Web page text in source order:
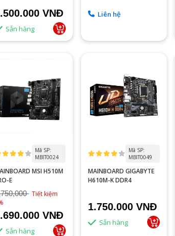
VNĐ
Sẵn hàng
Liên hệ
Mã SP:
MBIT0024
MSI H510M
E
Tiết kiệm
VNĐ
Sẵn hàng
Mã SP:
MBIT0049
MAINBOARD GIGABYTE
H610M-K DDR4
1.750.000 VNĐ
Sẵn hàng